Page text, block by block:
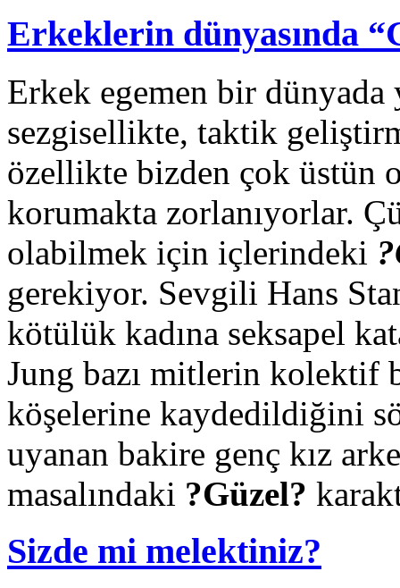
Erkeklerin dünyasında
Erkek egemen bir dünyada
sezgisellikte, taktik
özellikte bizden çok üstün
korumakta zorlanıyorlar.
olabilmek için içlerindeki
gerekiyor. Sevgili Hans
kötülük kadına seksapel
Jung bazı mitlerin kolektif
köşelerine kaydedildiğini
uyanan bakire genç kız
masalındaki ?Güzel?
Sizde mi melektiniz?